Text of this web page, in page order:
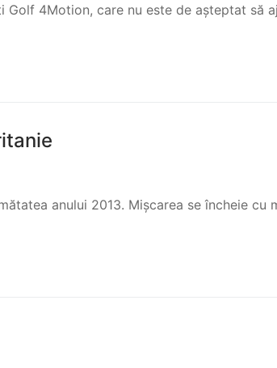
4Motion, care nu este de așteptat să
anului 2013. Mișcarea se încheie cu